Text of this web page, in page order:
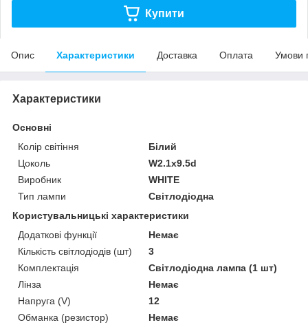
Купити
Опис Характеристики Доставка Оплата Умови
Характеристики
Основні
Колір світіння
Білий
Цоколь
W2.1x9.5d
Виробник
WHITE
Тип лампи
Світлодіодна
Користувальницькі характеристики
Додаткові функції
Немає
Кількість світлодіодів (шт)
3
Комплектація
Світлодіодна лампа (1 шт)
Лінза
Немає
Напруга (V)
12
Обманка (резистор)
Немає